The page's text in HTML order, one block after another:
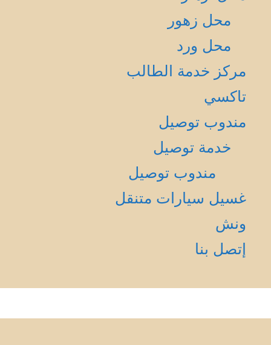
محل زهور
محل ورد
مركز خدمة الطالب
تاكسي
مندوب توصيل
خدمة توصيل
مندوب توصيل
غسيل سيارات متنقل
ونش
إتصل بنا